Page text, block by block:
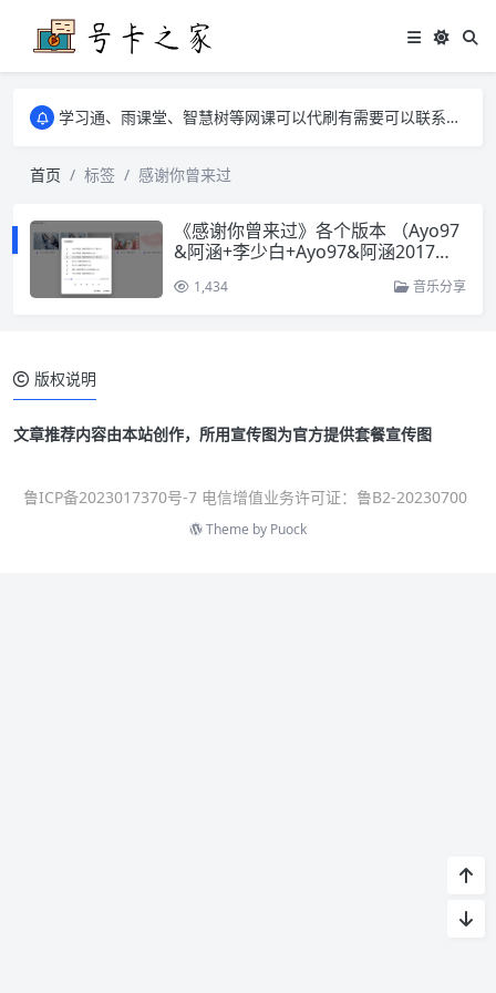
学习通、雨课堂、智慧树等网课可以代刷有需要可以联系邮箱i@tuzi.la
学习通、雨课堂、智慧树等网课可以代刷有需要可以联系邮箱i@tuzi.la
首页
标签 感谢你曾来过
《感谢你曾来过》各个版本 （Ayo97
&阿涵+李少白+Ayo97&阿涵2017版
K] 1,434 音乐分享
版权说明
文章推荐内容由本站创作，所用宣传图为官方提供套餐宣传图
鲁ICP备2023017370号-7 电信增值业务许可证：鲁B2-20230700
Theme by Puock